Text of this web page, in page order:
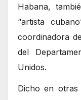
Habana,
“artista
coordinadora
del
Unidos.
Dicho en